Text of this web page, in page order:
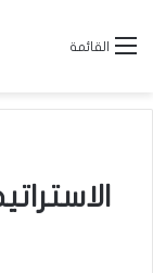
القائمة